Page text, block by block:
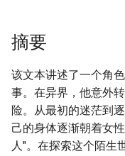
摘要
该文本讲述了一个角
事。在异界，他意外
险。从最初的迷茫到
己的身体逐渐朝着女
人"。在探索这个陌生